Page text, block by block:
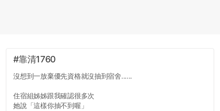
#靠清1760
沒想到一放棄優先資格就沒抽到宿舍......
住宿組姊姊跟我確認很多次
她說「這樣你抽不到喔」